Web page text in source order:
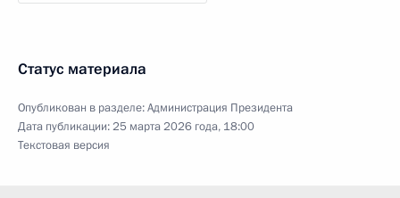
Статус материала
Опубликован в разделе:Администрация Президента
Дата публикации:25 марта 2026 года, 18:00
Текстовая версия